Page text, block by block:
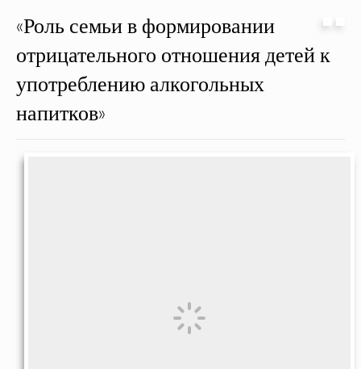
«Роль семьи в формировании
отрицательного отношения детей к
употреблению алкогольных
напитков»